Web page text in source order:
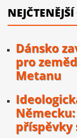
Dánsko
pro
Metanu
příspěvky